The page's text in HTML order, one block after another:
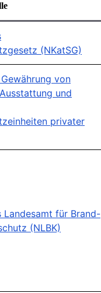
(NKatSG)
von
und
privater
Landesamt für Brand-
(NLBK)